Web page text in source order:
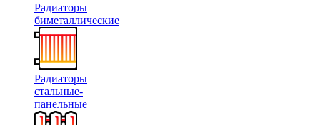
Радиаторы
биметаллические
Радиаторы
стальные-
панельные